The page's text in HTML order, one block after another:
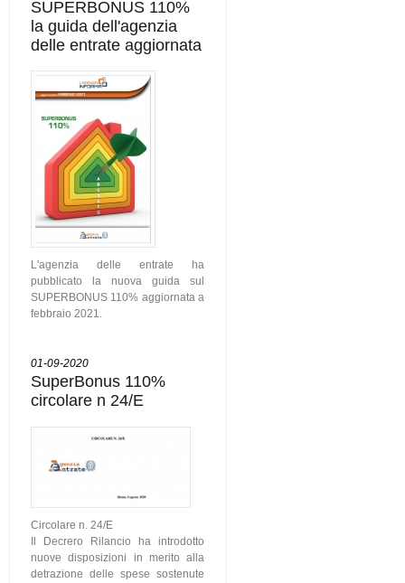
SUPERBONUS 110%
la guida dell'agenzia
delle entrate aggiornata
L'agenzia delle entrate ha
pubblicato la nuova guida sul
SUPERBONUS 110% aggiornata a
febbraio 2021.
01-09-2020
SuperBonus 110%
circolare n 24/E
Circolare n. 24/E
Il Decrero Rilancio ha introdotto
nuove disposizioni in merito alla
detrazione delle spese sostenute